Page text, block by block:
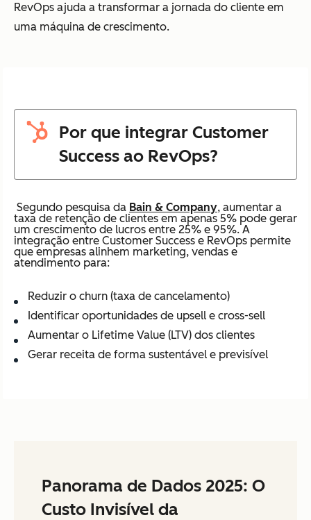
RevOps ajuda a transformar a jornada do cliente em
uma máquina de crescimento.
Por que integrar Customer
Success ao RevOps?
Segundo pesquisa da Bain & Company, aumentar a
taxa de retenção de clientes em apenas 5% pode gerar
um crescimento de lucros entre 25% e 95%. A
integração entre Customer Success e RevOps permite
que empresas alinhem marketing, vendas e
atendimento para:
Reduzir o churn (taxa de cancelamento)
Identificar oportunidades de upsell e cross-sell
Aumentar o Lifetime Value (LTV) dos clientes
Gerar receita de forma sustentável e previsível
Panorama de Dados 2025: O
Custo Invisível da